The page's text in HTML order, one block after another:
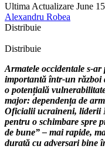
Ultima Actualizare June
Alexandru Robea
Distribuie
Distribuie
Armatele occidentale s-
importantă într-un război
o potențială
major: dependența de
Oficialii ucraineni, liderii
pentru o schimbare spre
de bune” – mai rapide,
durată cu adversari bine